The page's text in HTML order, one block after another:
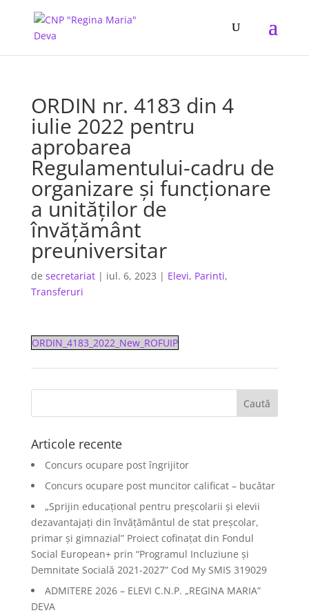
ORDIN nr. 4183 din 4
iulie 2022 pentru
aprobarea
Regulamentului-cadru de
organizare şi funcţionare
a unităţilor de
învăţământ
preuniversitar
de secretariat| iul. 6, 2023 | Elevi, Parinti,
Transferuri
ORDIN_4183_2022_New_ROFUIP
Articole recente
Concurs ocupare post îngrijitor
Concurs ocupare post muncitor calificat – bucătar
„Sprijin educațional pentru preșcolarii și elevii
dezavantajați din învățământul de stat preșcolar,
primar și gimnazial” Proiect cofinațat din Fondul
Social European+ prin “Programul Incluziune și
Demnitate Socială 2021-2027” Cod My SMIS 319029
ADMITERE 2026 – ELEVI C.N.P. „REGINA MARIA”
DEVA